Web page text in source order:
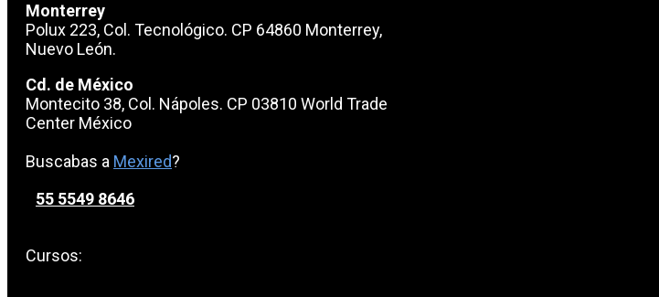
Monterrey
Polux 223, Col. Tecnológico. CP 64860 Monterrey,
Nuevo León.
Cd. de México
Montecito 38, Col. Nápoles. CP 03810 World Trade
Center México
Buscabas a Mexired?
55 5549 8646
Cursos: